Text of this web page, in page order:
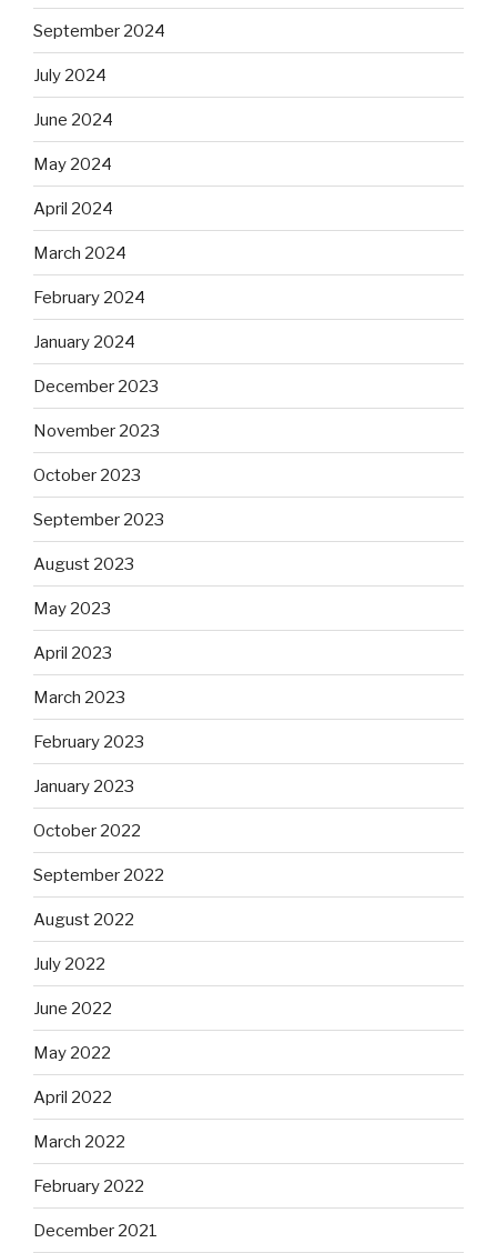
September 2024
July 2024
June 2024
May 2024
April 2024
March 2024
February 2024
January 2024
December 2023
November 2023
October 2023
September 2023
August 2023
May 2023
April 2023
March 2023
February 2023
January 2023
October 2022
September 2022
August 2022
July 2022
June 2022
May 2022
April 2022
March 2022
February 2022
December 2021